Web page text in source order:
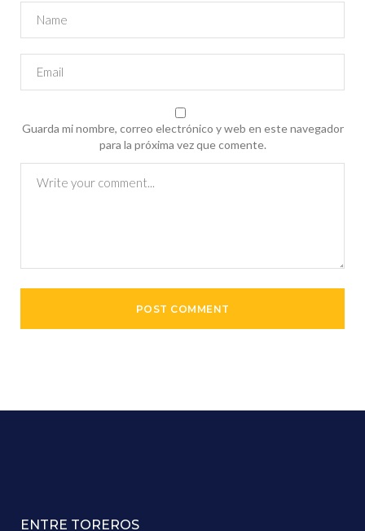
Guarda mi nombre, correo electrónico y web en este navegador
para la próxima vez que comente.
ENTRE TOREROS